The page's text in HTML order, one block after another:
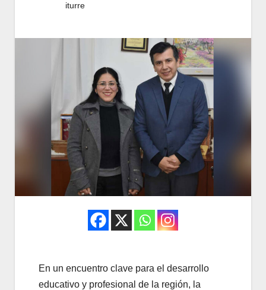
iturre
En un encuentro clave para el desarrollo
educativo y profesional de la región, la